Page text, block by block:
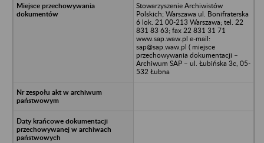
Stowarzyszenie Archiwistów
Polskich; Warszawa ul. Bonifraterska
6 lok. 21 00-213 Warszawa; tel. 22
831 83 63; fax 22 831 31 71
www.sap.waw.pl e-mail:
sap@sap.waw.pl ( miejsce
przechowywania dokumentacji –
Archiwum SAP – ul. Łubińska 3c, 05-
532 Łubna